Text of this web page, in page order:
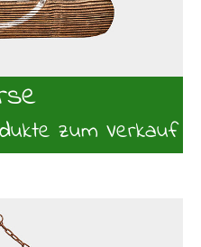
zum Verkauf